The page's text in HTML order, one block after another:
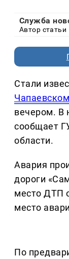
Служба
Автор статьи
Стали
Чапаевском
вечером. В
сообщает
области.
Авария
дороги
место ДТП
место
По